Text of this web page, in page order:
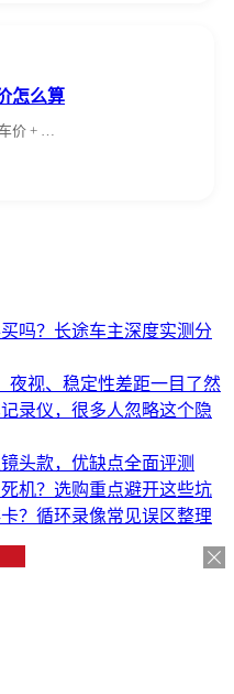
怎么算
价 + …
吗？长途车主深度实测分
夜视、稳定性差距一目了然
录仪，很多人忽略这个隐
头款，优缺点全面评测
机？选购重点避开这些坑
？循环录像常见误区整理